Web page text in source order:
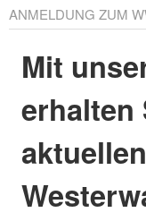
ANMELDUNG ZUM
Mit
erhalten